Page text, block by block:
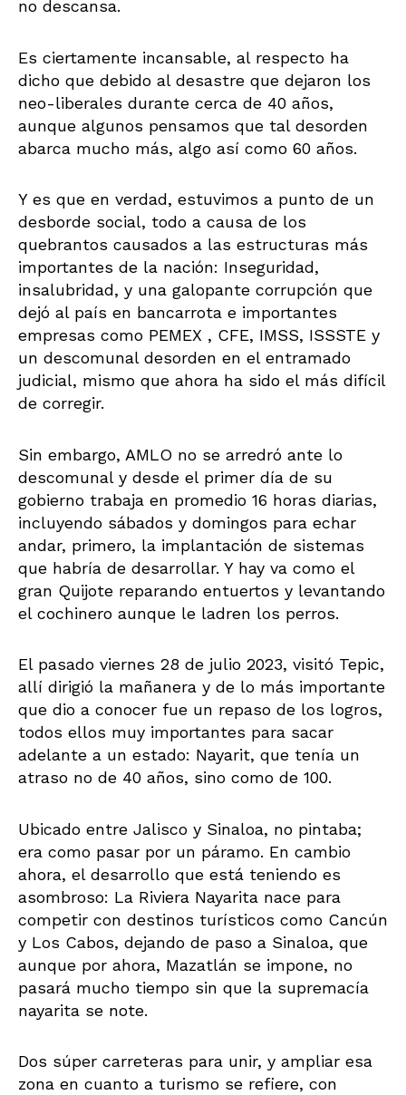
no descansa.
Es ciertamente incansable, al respecto ha
dicho que debido al desastre que dejaron los
neo-liberales durante cerca de 40 años,
aunque algunos pensamos que tal desorden
abarca mucho más, algo así como 60 años.
Y es que en verdad, estuvimos a punto de un
desborde social, todo a causa de los
quebrantos causados a las estructuras más
importantes de la nación: Inseguridad,
insalubridad, y una galopante corrupción que
dejó al país en bancarrota e importantes
empresas como PEMEX , CFE, IMSS, ISSSTE y
un descomunal desorden en el entramado
judicial, mismo que ahora ha sido el más difícil
de corregir.
Sin embargo, AMLO no se arredró ante lo
descomunal y desde el primer día de su
gobierno trabaja en promedio 16 horas diarias,
incluyendo sábados y domingos para echar
andar, primero, la implantación de sistemas
que habría de desarrollar. Y hay va como el
gran Quijote reparando entuertos y levantando
el cochinero aunque le ladren los perros.
El pasado viernes 28 de julio 2023, visitó Tepic,
allí dirigió la mañanera y de lo más importante
que dio a conocer fue un repaso de los logros,
todos ellos muy importantes para sacar
adelante a un estado: Nayarit, que tenía un
atraso no de 40 años, sino como de 100.
Ubicado entre Jalisco y Sinaloa, no pintaba;
era como pasar por un páramo. En cambio
ahora, el desarrollo que está teniendo es
asombroso: La Riviera Nayarita nace para
competir con destinos turísticos como Cancún
y Los Cabos, dejando de paso a Sinaloa, que
aunque por ahora, Mazatlán se impone, no
pasará mucho tiempo sin que la supremacía
nayarita se note.
Dos súper carreteras para unir, y ampliar esa
zona en cuanto a turismo se refiere, con